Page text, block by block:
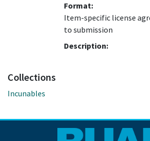
Format:
Item-specific license
to submission
Description:
Collections
Incunables